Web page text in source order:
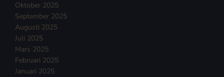
Oktober 2025
September 2025
Augusti 2025
Juli 2025
Mars 2025
Februari 2025
Januari 2025